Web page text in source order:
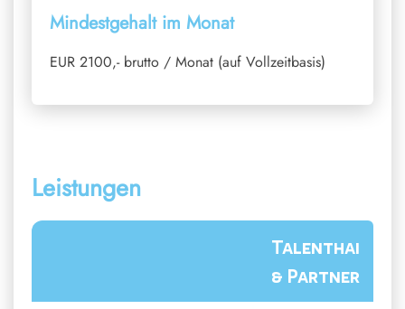
Mindestgehalt im Monat
EUR 2100,- brutto / Monat (auf Vollzeitbasis)
Leistungen
Talenthai
& Partner